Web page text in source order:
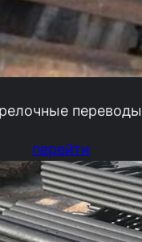
переводы
перейти